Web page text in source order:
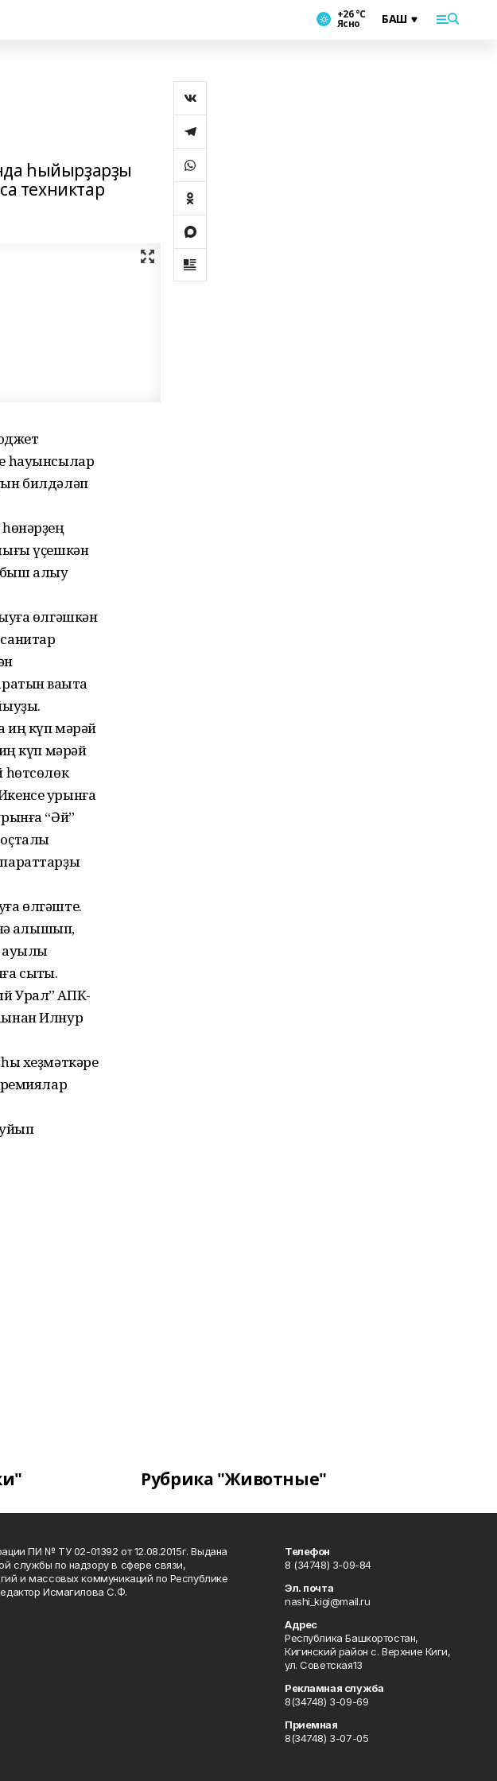
+26 °С
Ясно
һыйырҙарҙы
техниктар
һауынсылар
билдәләп
үҫешкән
алыу
өлгәшкән
ваҡытҡа
иң күп мәрәй
күп мәрәй
һөтсөлөк
урынға
“Әй”
өлгәште.
ҡалышып,
ауылы
сыҡты.
Урал” АПК-
Илнур
хеҙмәткәре
Рубрика "Животные"
ПИ № ТУ 02-01392 от 12.08.2015г. Выдана
службы по надзору в сфере связи,
и массовых коммуникаций по Республике
Исмагилова С.Ф.
Телефон
8 (34748) 3-09-84
Эл. почта
nashi_kigi@mail.ru
Адрес
Республика Башкортостан,
Кигинский район с. Верхние Киги,
ул. Советская13
Рекламная служба
8(34748) 3-09-69
Приемная
8(34748) 3-07-05